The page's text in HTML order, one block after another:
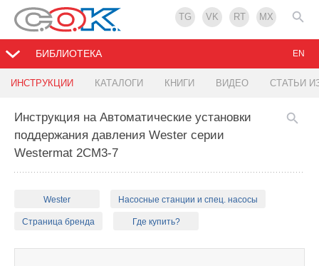
TG VK RT MX
БИБЛИОТЕКА
ИНСТРУКЦИИ КАТАЛОГИ КНИГИ ВИДЕО СТАТЬИ
EN
Инструкция на Автоматические установки
поддержания давления Wester серии
Westermat 2CM3-7
Wester Насосные станции и спец. насосы
Страница бренда Где купить?